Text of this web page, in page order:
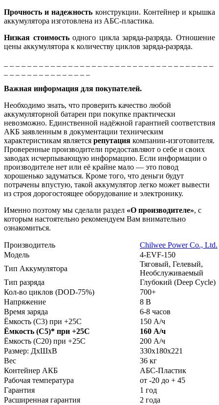
Прочность и надежность конструкции. Контейнер и крышка
аккумулятора изготовлена из АБС-пластика.
Низкая стоимостьодного цикла заряда-разряда. Отношение
цены аккумулятора к количеству циклов заряда-разряда.
Важная информация для покупателей.
Необходимо знать, что проверить качество любой
аккумуляторной батареи при покупке практически
невозможно. Единственной надёжной гарантией соответствия
АКБ заявленным в документации техническим
характеристикам является репутация компании-изготовителя.
Проверенные производители предоставляют о себе и своих
заводах исчерпывающую информацию. Если информации о
производителе нет или её крайне мало — это повод
хорошенько задуматься. Кроме того, что деньги будут
потрачены впустую, такой аккумулятор легко может вывести
из строя дорогостоящее оборудование и электронику.
Именно поэтому мы сделали раздел «О производителе», с
которым настоятельно рекомендуем Вам внимательно
ознакомиться.
Производитель
Chilwee Power Co., Ltd.
Модель
4-EVF-150
Тип Аккумулятора
Тяговый, Гелевый,
Необслуживаемый
Тип разряда
Глубокий (Deep Cycle)
Кол-во циклов (DOD-75%)
700+
Напряжение
8 В
Время заряда
6-8 часов
Ёмкость (С3) при +25С
150 А/ч
Ёмкость (С5)* при +25С
160 А/ч
Ёмкость (С20) при +25С
200 А/ч
Размер: ДхШхВ
330х180х221
Вес
36 кг
Контейнер АКБ
АБС-Пластик
Рабочая температура
от -20 до + 45
Гарантия
1 год
Расширенная гарантия
2 года